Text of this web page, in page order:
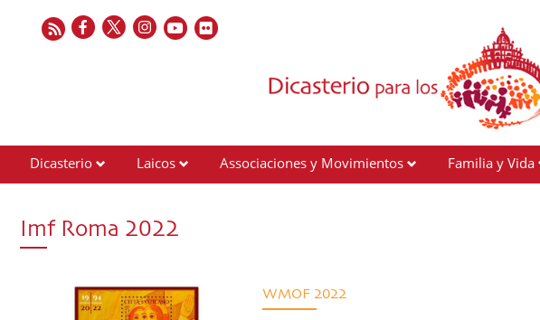
Dicasterio Laicos Associaciones y Movimientos Familia y Vida
Imf Roma 2022
WMOF 2022